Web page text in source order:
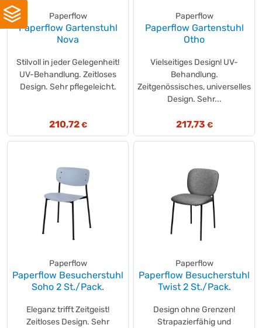
Paperflow
Paperflow Gartenstuhl
Nova
Stilvoll in jeder Gelegenheit!
UV-Behandlung. Zeitloses
Design. Sehr pflegeleicht.
210,72€
Paperflow
Paperflow Gartenstuhl
Otho
Vielseitiges Design! UV-
Behandlung.
Zeitgenössisches, universelles
Design. Sehr...
217,73 €
Paperflow
Paperflow Besucherstuhl
Soho 2 St./Pack.
Eleganz trifft Zeitgeist!
Zeitloses Design. Sehr
Paperflow
Paperflow Besucherstuhl
Twist 2 St./Pack.
Design ohne Grenzen!
Strapazierfähig und